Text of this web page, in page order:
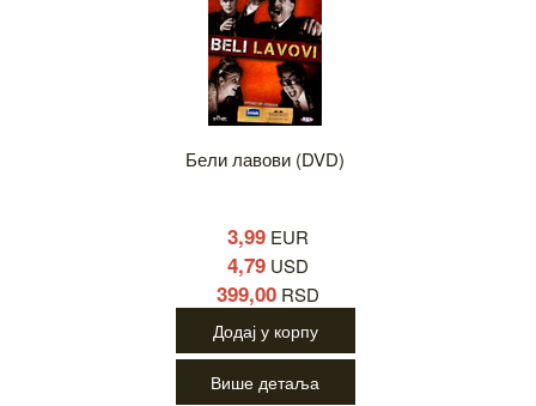
Бели лавови (DVD)
3,99 EUR
4,79 USD
399,00 RSD
Додај у корпу
Више детаља